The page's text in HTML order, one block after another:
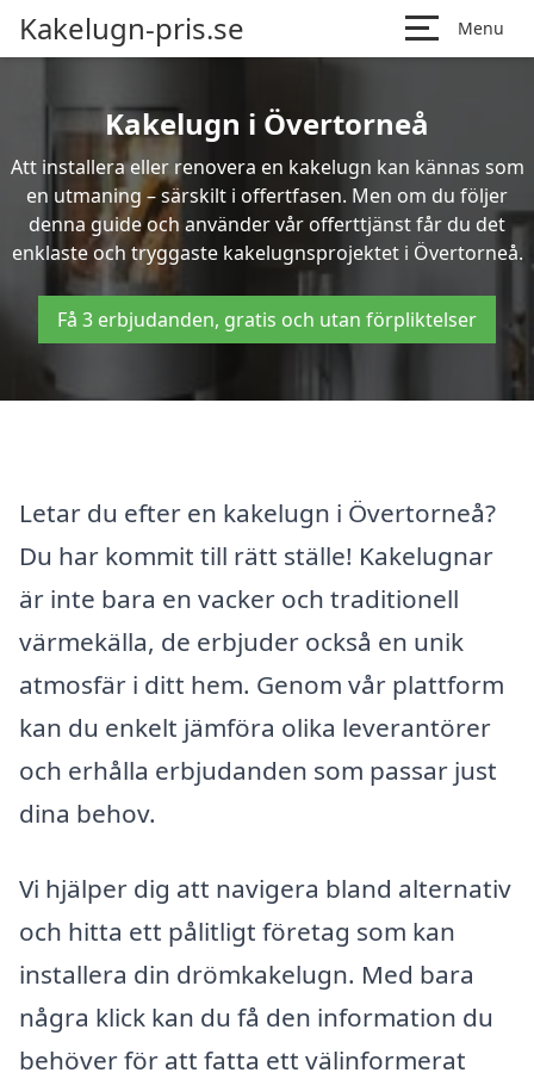
Kakelugn-pris.se Menu
Kakelugn i Övertorneå
Att installera eller renovera en kakelugn kan kännas som
en utmaning – särskilt i offertfasen. Men om du följer
denna guide och använder vår offerttjänst får du det
enklaste och tryggaste kakelugnsprojektet i Övertorneå.
Få 3 erbjudanden, gratis och utan förpliktelser
Letar du efter en kakelugn i Övertorneå?
Du har kommit till rätt ställe! Kakelugnar
är inte bara en vacker och traditionell
värmekälla, de erbjuder också en unik
atmosfär i ditt hem. Genom vår plattform
kan du enkelt jämföra olika leverantörer
och erhålla erbjudanden som passar just
dina behov.
Vi hjälper dig att navigera bland alternativ
och hitta ett pålitligt företag som kan
installera din drömkakelugn. Med bara
några klick kan du få den information du
behöver för att fatta ett välinformerat